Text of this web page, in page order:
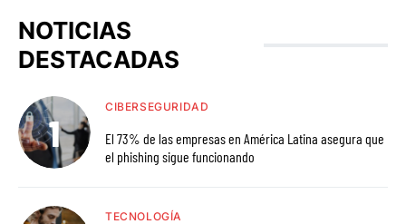
NOTICIAS
DESTACADAS
CIBERSEGURIDAD
El 73% de las empresas en América Latina asegura que
el phishing sigue funcionando
TECNOLOGÍA